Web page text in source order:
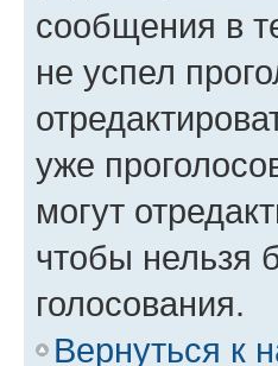
сообщения в
не успел
уже
могут
чтобы нельзя
голосования.
Вернуться к